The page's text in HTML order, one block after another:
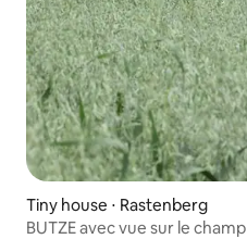
Tiny house ⋅ Rastenberg
BUTZE avec vue sur le champ